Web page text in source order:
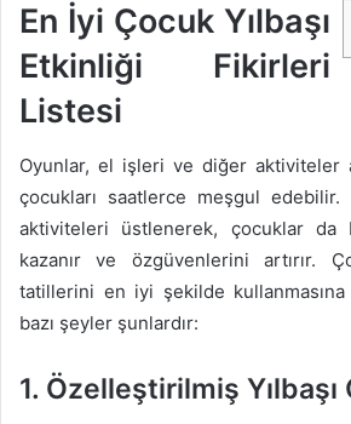
En İyi Çocuk Yılbaşı
Etkinliği Fikirleri
Listesi
Oyunlar, el işleri ve diğer aktiviteler
çocukları saatlerce meşgul
aktiviteleri üstlenerek, çocuklar da
kazanır ve özgüvenlerini artırır.
tatillerini en iyi şekilde kullanmasına
bazı şeyler şunlardır:
1. Özelleştirilmiş Yılbaşı